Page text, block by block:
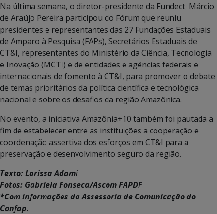
Na última semana, o diretor-presidente da Fundect, Márcio
de Araújo Pereira participou do Fórum que reuniu
presidentes e representantes das 27 Fundações Estaduais
de Amparo à Pesquisa (FAPs), Secretários Estaduais de
CT&I, representantes do Ministério da Ciência, Tecnologia
e Inovação (MCTI) e de entidades e agências federais e
internacionais de fomento à CT&I, para promover o debate
de temas prioritários da política científica e tecnológica
nacional e sobre os desafios da região Amazônica.
No evento, a iniciativa Amazônia+10 também foi pautada a
fim de estabelecer entre as instituições a cooperação e
coordenação assertiva dos esforços em CT&I para a
preservação e desenvolvimento seguro da região.
Texto: Larissa Adami
Fotos: Gabriela Fonseca/Ascom FAPDF
*Com informações da Assessoria de Comunicação do
Confap.